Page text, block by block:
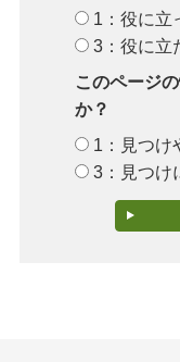
1：役に立
3：役に立
このページ
か？
1：見つけ
3：見つけ